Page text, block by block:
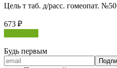
Цель т таб. д/расс. гомеопат. №50
673 ₽
Будь первым